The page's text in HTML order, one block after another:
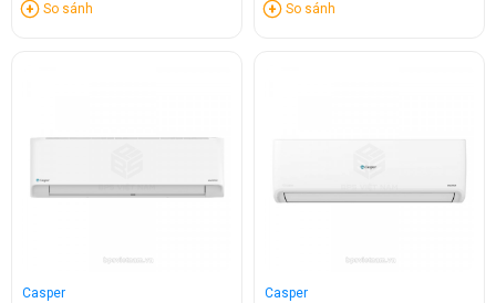
So sánh So sánh
Casper
Casper